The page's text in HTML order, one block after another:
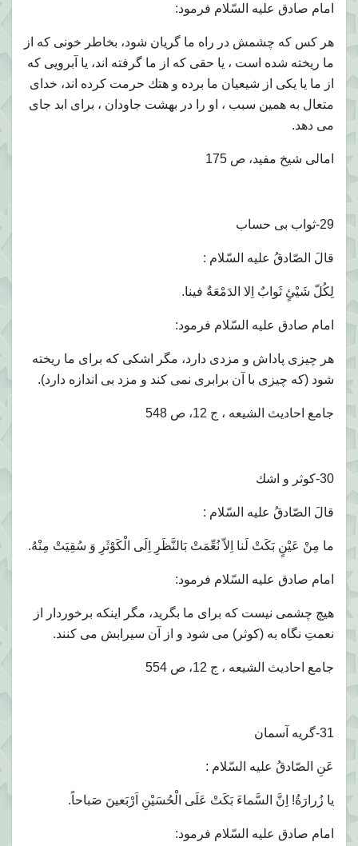
امام صادق عليه السّلام فرمود:
هر كس كه چشمش در راه ما گريان شود، بخاطر خونى كه از
ما ريخته شده است ، يا حقى كه از ما گرفته اند، يا آبرويى كه
از ما يا يكى از شيعيان ما برده و هتك حرمت كرده اند، خداى
متعال به همين سبب ، او را در بهشت جاودان ، براى ابد جاى
مى دهد.
امالى شيخ مفيد، ص 175
29-ثواب بى حساب
قالَ الصّادقُ عليه السّلام :
لِكُلّ شَيْئٍ ثَوابٌ اِلا الدَمْعَةٌ فينا.
امام صادق عليه السّلام فرمود:
هر چيزى پاداش و مزدى دارد، مگر اشكى كه براى ما ريخته
شود (كه چيزى با آن برابرى نمى كند و مزد بى اندازه دارد).
جامع احاديث الشيعه ، ج 12، ص 548
30-كوثر و اشك
قالَ الصّادقُ عليه السّلام :
ما مِنْ عَيْنٍ بَكَتْ لَنا اِلاّ نُعِّمَتْ بَالنَّظَرِ اِلَى الْكَوْثَرِ وَ سُقِيَتْ مِنْهُ.
امام صادق عليه السّلام فرمود:
هيچ چشمى نيست كه براى ما بگريد، مگر اينكه برخوردار از
نعمتِ نگاه به (كوثر) مى شود و از آن سيرابش مى كنند.
جامع احاديث الشيعه ، ج 12، ص 554
31-گريه آسمان
عَنِ الصّادقُ عليه السّلام :
يا زُرارَةُ! اِنَّ السَّماءَ بَكَتْ عَلَى الْحُسَيْنِ اَرْبَعينَ صَباحاً.
امام صادق عليه السّلام فرمود: